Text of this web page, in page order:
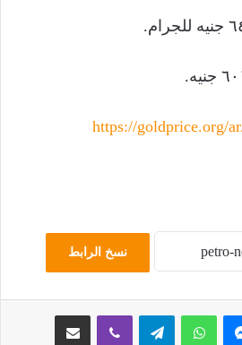
https://goldprice.org/
نسخ الرابط
ماسنجر واتساب تيلقرام ڤايبر مشاركة عبر البريد